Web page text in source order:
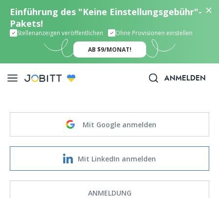
Einführung des "Keine Einstellungsgebühr"-
Pakets!
Stellenanzeigen veröffentlichen Ohne Provisionen einstellen
AB $9/MONAT!
ANMELDEN
Mit Google anmelden
Mit LinkedIn anmelden
ANMELDUNG